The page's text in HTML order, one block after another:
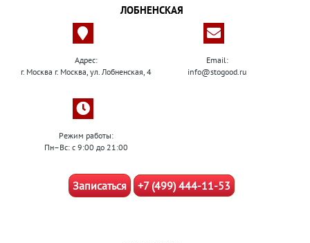
ЛОБНЕНСКАЯ
Адрес:
г. Москва г. Москва, ул. Лобненская, 4
Email:
info@stogood.ru
Режим работы:
Пн–Вс: с 9:00 до 21:00
Записаться +7 (499) 444-11-53